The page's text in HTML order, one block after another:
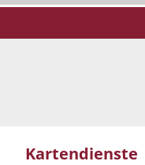
Kartendienste